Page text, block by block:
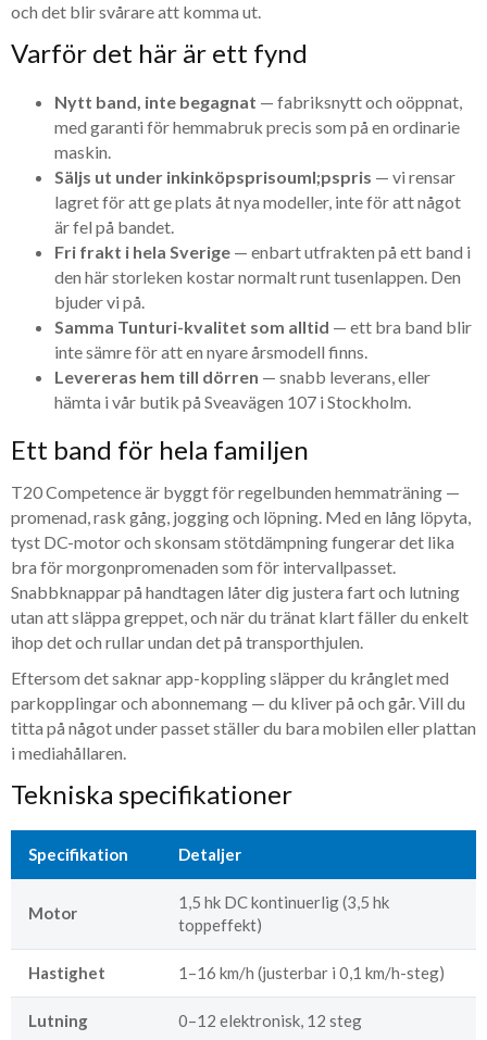
och det blir svårare att komma ut.
Varför det här är ett fynd
Nytt band, inte begagnat — fabriksnytt och oöppnat,
med garanti för hemmabruk precis som på en ordinarie
maskin.
Säljs ut under inkinköpsprisouml;pspris — vi rensar
lagret för att ge plats åt nya modeller, inte för att något
är fel på bandet.
Fri frakt i hela Sverige — enbart utfrakten på ett band i
den här storleken kostar normalt runt tusenlappen. Den
bjuder vi på.
Samma Tunturi-kvalitet som alltid — ett bra band blir
inte sämre för att en nyare årsmodell finns.
Levereras hem till dörren — snabb leverans, eller
hämta i vår butik på Sveavägen 107 i Stockholm.
Ett band för hela familjen
T20 Competence är byggt för regelbunden hemmaträning —
promenad, rask gång, jogging och löpning. Med en lång löpyta,
tyst DC-motor och skonsam stötdämpning fungerar det lika
bra för morgonpromenaden som för intervallpasset.
Snabbknappar på handtagen låter dig justera fart och lutning
utan att släppa greppet, och när du tränat klart fäller du enkelt
ihop det och rullar undan det på transporthjulen.
Eftersom det saknar app-koppling släpper du krånglet med
parkopplingar och abonnemang — du kliver på och går. Vill du
titta på något under passet ställer du bara mobilen eller plattan
i mediahållaren.
Tekniska specifikationer
Specifikation Detaljer
Motor
1,5 hk DC kontinuerlig (3,5 hk
toppeffekt)
Hastighet 1–16 km/h (justerbar i 0,1 km/h-steg)
Lutning 0–12 elektronisk, 12 steg